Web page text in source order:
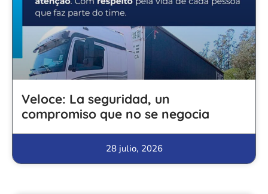
Veloce: La seguridad, un
compromiso que no se negocia
28 julio, 2026